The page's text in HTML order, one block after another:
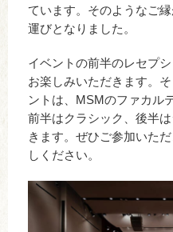
ています。そのようなご
運びとなりました。
イベントの前半のレセプ
お楽しみいただきます。
ントは、MSMのファカル
前半はクラシック、後半
きます。ぜひご参加いた
しください。